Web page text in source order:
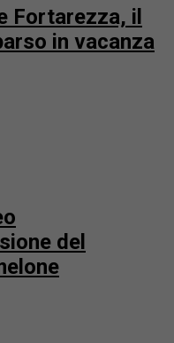
Fortarezza, il
in vacanza
del